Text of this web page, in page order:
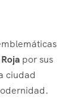
por sus
ciudad